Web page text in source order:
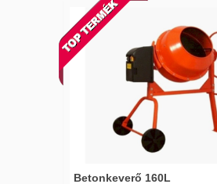
Betonkeverő 160L